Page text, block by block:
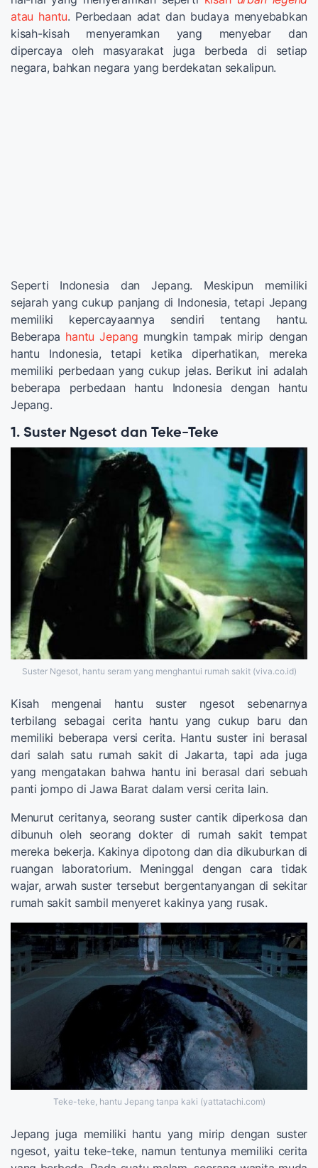
atau hantu. Perbedaan adat dan budaya menyebabkan
kisah-kisah menyeramkan yang menyebar dan
dipercaya oleh masyarakat juga berbeda di setiap
negara, bahkan negara yang berdekatan sekalipun.
Seperti Indonesia dan Jepang. Meskipun memiliki
sejarah yang cukup panjang di Indonesia, tetapi Jepang
memiliki kepercayaannya sendiri tentang hantu.
Beberapa hantu Jepang mungkin tampak mirip dengan
hantu Indonesia, tetapi ketika diperhatikan, mereka
memiliki perbedaan yang cukup jelas. Berikut ini adalah
beberapa perbedaan hantu Indonesia dengan hantu
Jepang.
1. Suster Ngesot dan Teke-Teke
Suster Ngesot, hantu seram yang menghantui rumah sakit (viva.co.id)
Kisah mengenai hantu suster ngesot sebenarnya
terbilang sebagai cerita hantu yang cukup baru dan
memiliki beberapa versi cerita. Hantu suster ini berasal
dari salah satu rumah sakit di Jakarta, tapi ada juga
yang mengatakan bahwa hantu ini berasal dari sebuah
panti jompo di Jawa Barat dalam versi cerita lain.
Menurut ceritanya, seorang suster cantik diperkosa dan
dibunuh oleh seorang dokter di rumah sakit tempat
mereka bekerja. Kakinya dipotong dan dia dikuburkan di
ruangan laboratorium. Meninggal dengan cara tidak
wajar, arwah suster tersebut bergentanyangan di sekitar
rumah sakit sambil menyeret kakinya yang rusak.
Teke-teke, hantu Jepang tanpa kaki (yattatachi.com)
Jepang juga memiliki hantu yang mirip dengan suster
ngesot, yaitu teke-teke, namun tentunya memiliki cerita